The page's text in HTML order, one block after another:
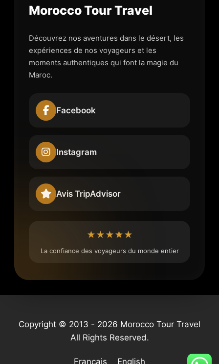
Morocco Tour Travel
Découvrez nos aventures dans le désert, les
expériences de nos voyageurs et les
moments authentiques qui font la magie du
Maroc.
Facebook
Instagram
Avis TripAdvisor
★★★★★
La confiance des voyageurs du monde entier
Copyright © 2013 - 2026 Morocco Tour Travel
All Rights Reserved.
Français English